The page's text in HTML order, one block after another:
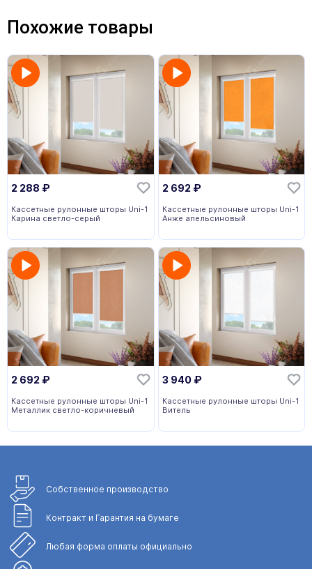
Похожие товары
2 288 ₽
Кассетные рулонные шторы Uni-1
Карина светло-серый
2 692 ₽
Кассетные рулонные шторы Uni-1
Анже апельсиновый
2 692 ₽
Кассетные рулонные шторы Uni-1
Металлик светло-коричневый
3 940 ₽
Кассетные рулонные шторы Uni-1
Витель
Собственное производство
Контракт и Гарантия на бумаге
Любая форма оплаты официально